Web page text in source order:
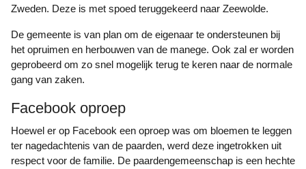
Zweden. Deze is met spoed teruggekeerd naar Zeewolde.
De gemeente is van plan om de eigenaar te ondersteunen bij
het opruimen en herbouwen van de manege. Ook zal er worden
geprobeerd om zo snel mogelijk terug te keren naar de normale
gang van zaken.
Facebook oproep
Hoewel er op Facebook een oproep was om bloemen te leggen
ter nagedachtenis van de paarden, werd deze ingetrokken uit
respect voor de familie. De paardengemeenschap is een hechte